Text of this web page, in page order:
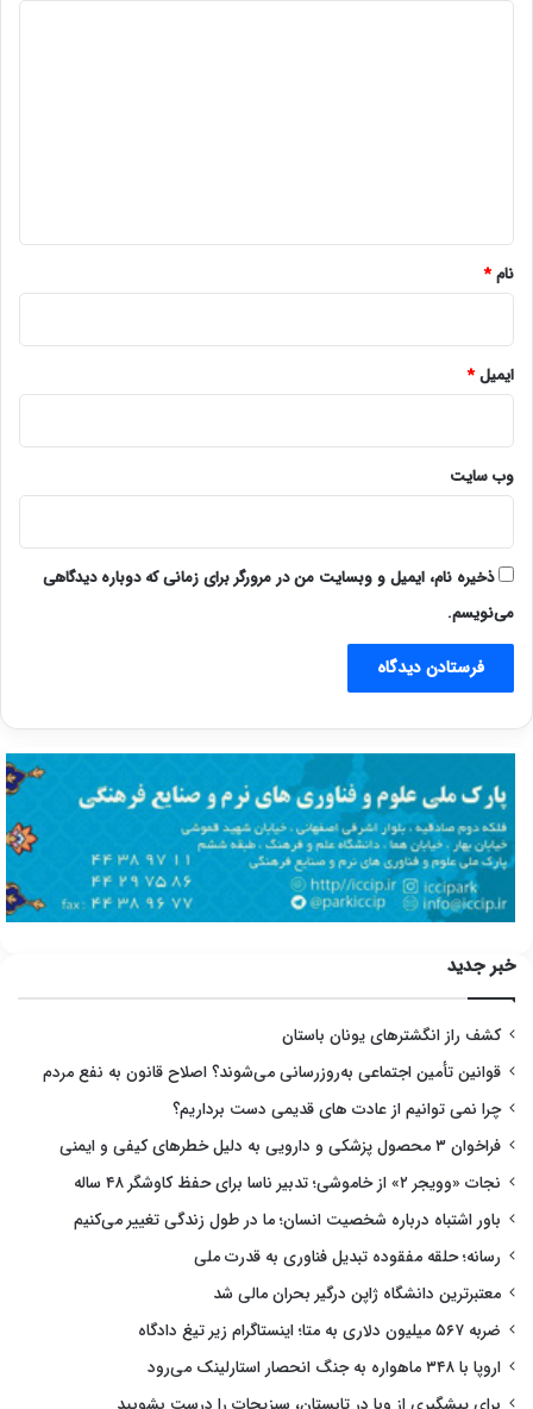
نام*
ایمیل*
وب‌ سایت
ذخیره نام، ایمیل و وبسایت من در مرورگر برای زمانی که دوباره دیدگاهی
می‌نویسم.
خبر جدید
کشف راز انگشترهای یونان باستان
قوانین تأمین اجتماعی به‌روزرسانی می‌شوند؟ اصلاح قانون به نفع مردم
چرا نمی توانیم از عادت های قدیمی دست برداریم؟
فراخوان ۳ محصول پزشکی و دارویی به دلیل خطرهای کیفی و ایمنی
نجات «وویجر ۲» از خاموشی؛ تدبیر ناسا برای حفظ کاوشگر ۴۸ ساله
باور اشتباه درباره شخصیت انسان؛ ما در طول زندگی تغییر می‌کنیم
رسانه؛ حلقه مفقوده تبدیل فناوری به قدرت ملی
معتبرترین دانشگاه ژاپن درگیر بحران مالی شد
ضربه ۵۶۷ میلیون دلاری به متا؛ اینستاگرام زیر تیغ دادگاه
اروپا با ۳۴۸ ماهواره به جنگ انحصار استارلینک می‌رود